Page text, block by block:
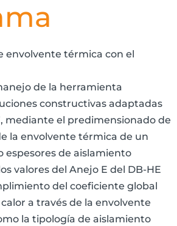
envolvente térmica con el
de la herramienta
constructivas adaptadas
mediante el predimensionado de
la envolvente térmica de un
espesores de aislamiento
valores del Anejo E del DB-HE
del coeficiente global
a través de la envolvente
la tipología de aislamiento